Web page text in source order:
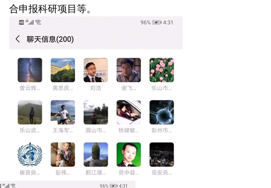
合申报科研项目等。